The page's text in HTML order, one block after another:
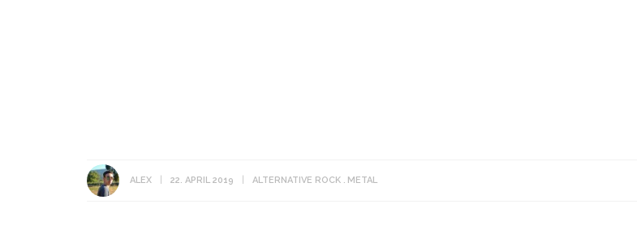
ALEX 22. APRIL 2019 ALTERNATIVE ROCK METAL